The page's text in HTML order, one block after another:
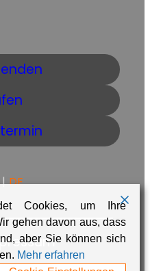
| DE
Cookies, um Ihre
gehen davon aus, dass
aber Sie können sich
Mehr erfahren